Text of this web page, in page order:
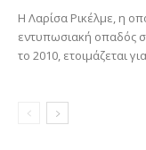
Η Λαρίσα Ρικέλμε, η
εντυπωσιακή οπαδός
το 2010, ετοιμάζεται